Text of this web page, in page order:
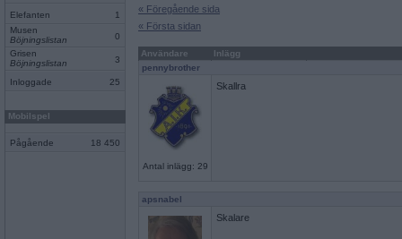
Elefanten
1
Musen
Böjningslistan
0
Grisen
Böjningslistan
3
Inloggade 25
Mobilspel
Pågående 18 450
« Föregående sida
« Första sidan
Användare
Inlägg
pennybrother
Antal inlägg: 29
Skallra
apsnabel
Skalare